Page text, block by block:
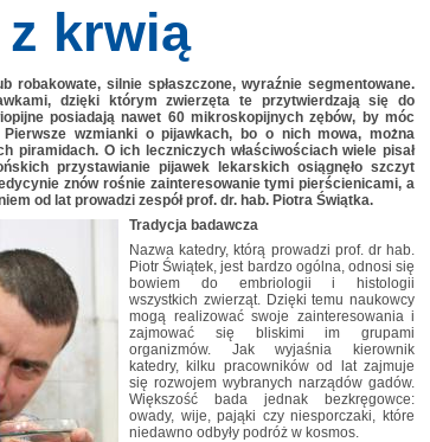
z krwią
robakowate, silnie spłaszczone, wyraźnie segmentowane.
dzięki którym zwierzęta te przytwierdzają się do
posiadają nawet 60 mikroskopijnych zębów, by móc
wzmianki o pijawkach, bo o nich mowa, można
piramidach. O ich leczniczych właściwościach wiele pisał
przystawianie pijawek lekarskich osiągnęło szczyt
znów rośnie zainteresowanie tymi pierścienicami, a
od lat prowadzi zespół prof. dr. hab. Piotra Świątka.
Tradycja badawcza
Nazwa katedry, którą prowadzi prof. dr hab.
Piotr Świątek, jest bardzo ogólna, odnosi się
bowiem do embriologii i histologii
wszystkich zwierząt. Dzięki temu naukowcy
mogą realizować swoje zainteresowania i
zajmować się bliskimi im grupami
organizmów. Jak wyjaśnia kierownik
katedry, kilku pracowników od lat zajmuje
się rozwojem wybranych narządów gadów.
Większość bada jednak bezkręgowce:
owady, wije, pająki czy niesporczaki, które
niedawno odbyły podróż w kosmos.